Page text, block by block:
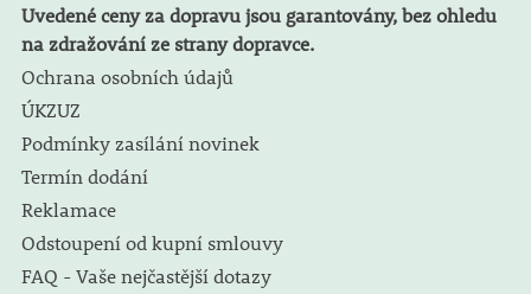
Uvedené ceny za dopravu jsou garantovány, bez ohledu
na zdražování ze strany dopravce.
Ochrana osobních údajů
ÚKZUZ
Podmínky zasílání novinek
Termín dodání
Reklamace
Odstoupení od kupní smlouvy
FAQ - Vaše nejčastější dotazy